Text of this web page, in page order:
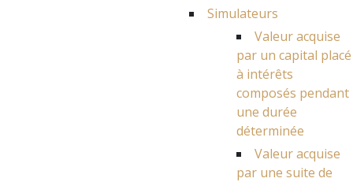
Simulateurs
Valeur acquise
par un capital placé
à intérêts
composés pendant
une durée
déterminée
Valeur acquise
par une suite de